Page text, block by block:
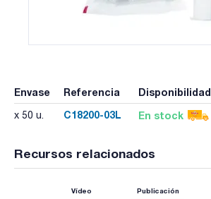
Envase Referencia Disponibilidad
x 50 u. C18200-03L En stock
Recursos relacionados
Vídeo Publicación